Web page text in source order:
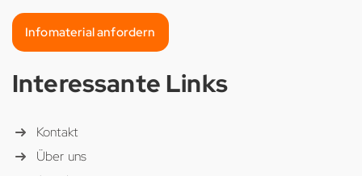
Infomaterial anfordern
Interessante Links
Kontakt
Über uns